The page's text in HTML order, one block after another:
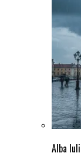
Alba